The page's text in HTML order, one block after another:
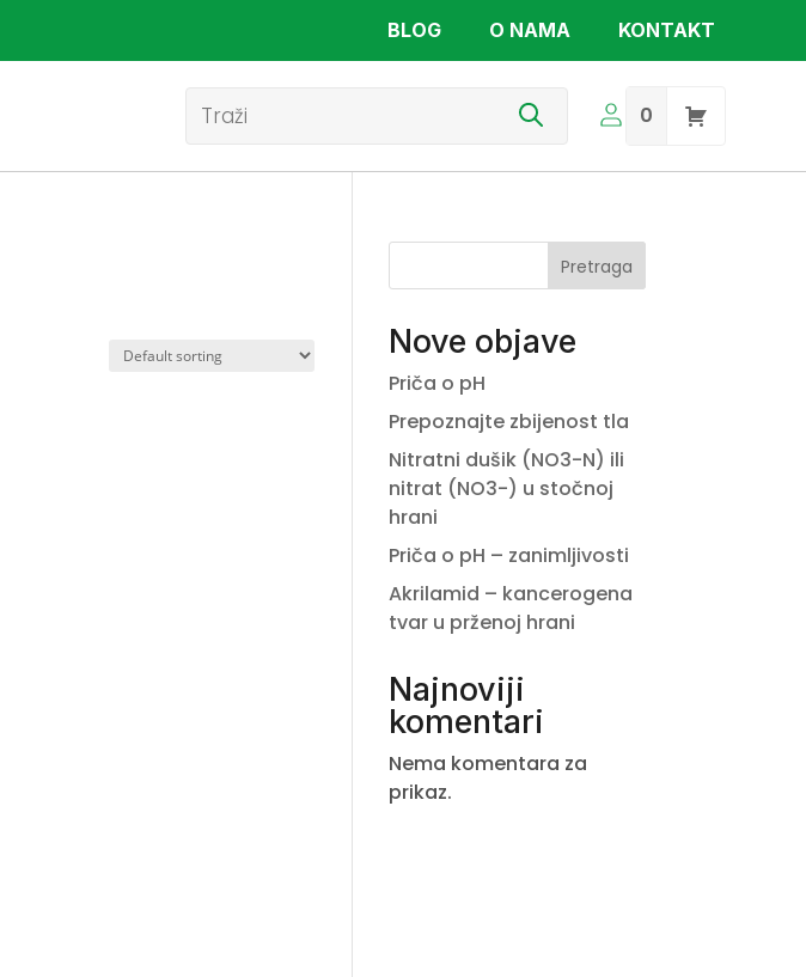
BLOG O NAMA KONTAKT
Products
search 0
Pretraga
Nove objave
Priča o pH
Prepoznajte zbijenost tla
Nitratni dušik (NO3-N) ili
nitrat (NO3-) u stočnoj
hrani
Priča o pH – zanimljivosti
Akrilamid – kancerogena
tvar u prženoj hrani
Najnoviji
komentari
Nema komentara za
prikaz.